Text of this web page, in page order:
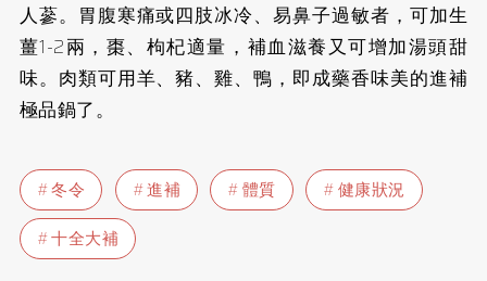
人蔘。胃腹寒痛或四肢冰冷、易鼻子過敏者，可加生
薑1-2兩，棗、枸杞適量，補血滋養又可增加湯頭甜
味。肉類可用羊、豬、雞、鴨，即成藥香味美的進補
極品鍋了。
冬令 進補 體質
健康狀況
十全大補